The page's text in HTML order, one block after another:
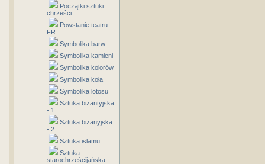
Początki sztuki
chrześci.
Powstanie teatru
FR
Symbolika barw
Symbolika kamieni
Symbolika kolorów
Symbolika koła
Symbolika lotosu
Sztuka bizantyjska
- 1
Sztuka bizanyjska
- 2
Sztuka islamu
Sztuka
starochrześcijańska